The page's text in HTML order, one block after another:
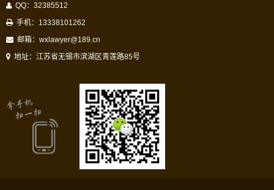
QQ：32385512
手机：13338101262
邮箱： wxlawyer@189.cn
地址：江苏省无锡市滨湖区青莲路85号